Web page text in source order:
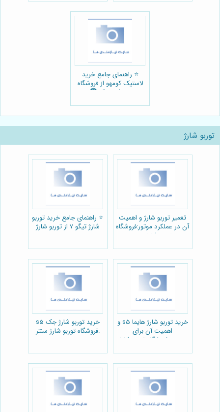
⭐️ راهنمای جامع خرید
لاستیک کومهو از فروشگاه
چرخ و یدک 🛞
توربو شارژ
تعمیر توربو شارژ و اهمیت
آن در عملکرد موتور:فروشگاه
توربو شارژ سنتر
⭐️ راهنمای جامع خرید توربو
شارژ تیگو 7 از توربو شارژ
خرید توربو شارژ هایما s5 و
اهمیت آن برای
خودرو:فروشگاه توربو شارژ
خرید توربو شارژ جک s5
:فروشگاه توربو شارژ سنتر